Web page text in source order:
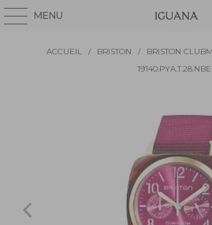
MENU
ACCUEIL / BRISTON / BRISTON